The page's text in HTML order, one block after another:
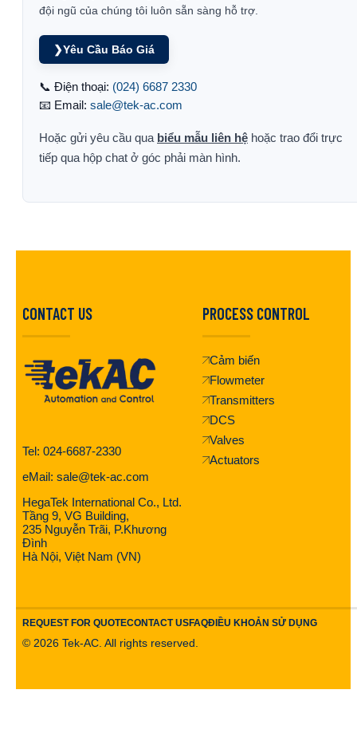
đội ngũ của chúng tôi luôn sẵn sàng hỗ trợ.
❯Yêu Cầu Báo Giá
📞 Điện thoại: (024) 6687 2330
📧 Email: sale@tek-ac.com
Hoặc gửi yêu cầu qua biểu mẫu liên hệ hoặc trao đổi trực
tiếp qua hộp chat ở góc phải màn hình.
CONTACT US
Tel: 024-6687-2330
eMail: sale@tek-ac.com
HegaTek International Co., Ltd.
Tầng 9, VG Building,
235 Nguyễn Trãi, P.Khương
Đình
Hà Nội, Việt Nam (VN)
PROCESS CONTROL
Cảm biến
Flowmeter
Transmitters
DCS
Valves
Actuators
REQUEST FOR QUOTECONTACT USFAQĐIỀU KHOẢN SỬ DỤNG
© 2026 Tek-AC. All rights reserved.